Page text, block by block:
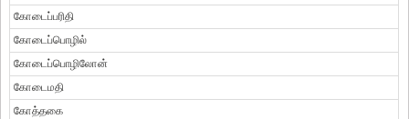
கோடைப்பரிதி
கோடைப்பொழில்
கோடைப்பொழிலோன்
கோடைமதி
கோத்தகை